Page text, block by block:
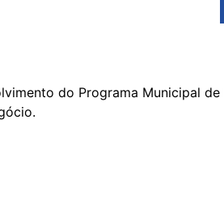
do Programa Municipal de